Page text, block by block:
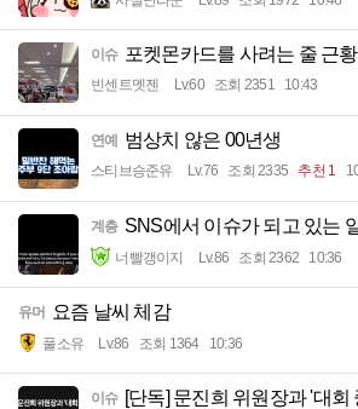
이슈 포켓몬카드를 사려는 줄 근황
빈센트멧젠 Lv.60 조회 2351 10:43
연예 범상치 않은 00년생
스티브승준유 Lv.76 조회 2335 추천 1
계층 SNS에서 이슈가 되고 있는
너빨갱이지 Lv.86 조회 2362 10:36
유머 요즘 날씨 체감
풀소유 Lv.86 조회 1364 10:36
이슈 [단독] 문진희 위원장과 '대회